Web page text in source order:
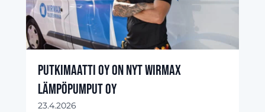
Putkimaatti Oy on nyt Wirmax
Lämpöpumput Oy
23.4.2026